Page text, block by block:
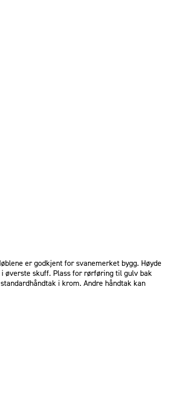
er godkjent for svanemerket bygg. Høyde
øverste skuff. Plass for rørføring til gulv bak
i krom. Andre håndtak kan